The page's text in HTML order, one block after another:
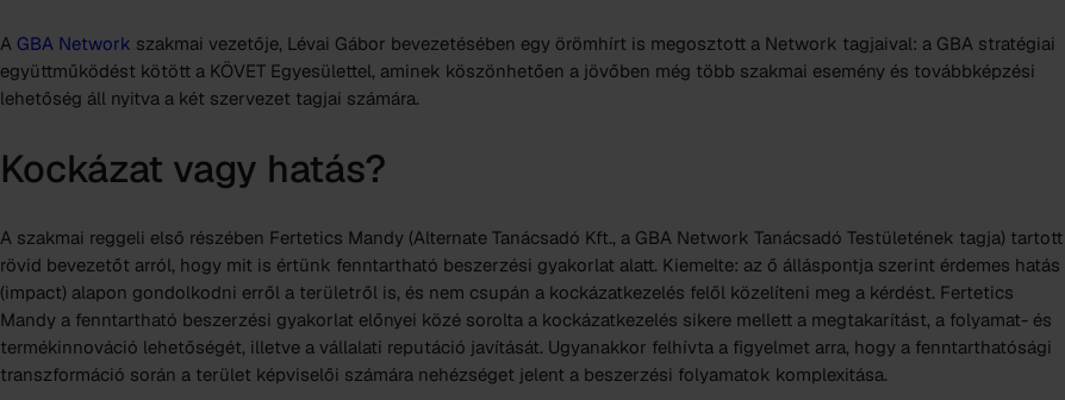
A GBA Network szakmai vezetője, Lévai Gábor bevezetésében egy örömhírt is megosztott a Network tagjaival: a GBA stratégiai
együttműködést kötött a KÖVET Egyesülettel, aminek köszönhetően a jövőben még több szakmai esemény és továbbképzési
lehetőség áll nyitva a két szervezet tagjai számára.
Kockázat vagy hatás?
A szakmai reggeli első részében Fertetics Mandy (Alternate Tanácsadó Kft., a GBA Network Tanácsadó Testületének tagja) tartott
rövid bevezetőt arról, hogy mit is értünk fenntartható beszerzési gyakorlat alatt. Kiemelte: az ő álláspontja szerint érdemes hatás
(impact) alapon gondolkodni erről a területről is, és nem csupán a kockázatkezelés felől közelíteni meg a kérdést. Fertetics
Mandy a fenntartható beszerzési gyakorlat előnyei közé sorolta a kockázatkezelés sikere mellett a megtakarítást, a folyamat- és
termékinnováció lehetőségét, illetve a vállalati reputáció javítását. Ugyanakkor felhívta a figyelmet arra, hogy a fenntarthatósági
transzformáció során a terület képviselői számára nehézséget jelent a beszerzési folyamatok komplexitása.